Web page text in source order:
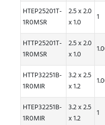
HTEP25201T-
1R0MSR
2.5 x 2.0
x 1.0
1
HTTP25201T-
1R0MSR
2.5 x 2.0
x 1.0
HTTP32251B-
1R0MIR
3.2 x 2.5
x 1.2
HTEP32251B-
1R0MIR
3.2 x 2.5
x 1.2
1